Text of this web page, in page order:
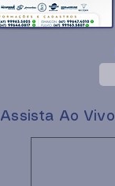
Assista Ao Vivo